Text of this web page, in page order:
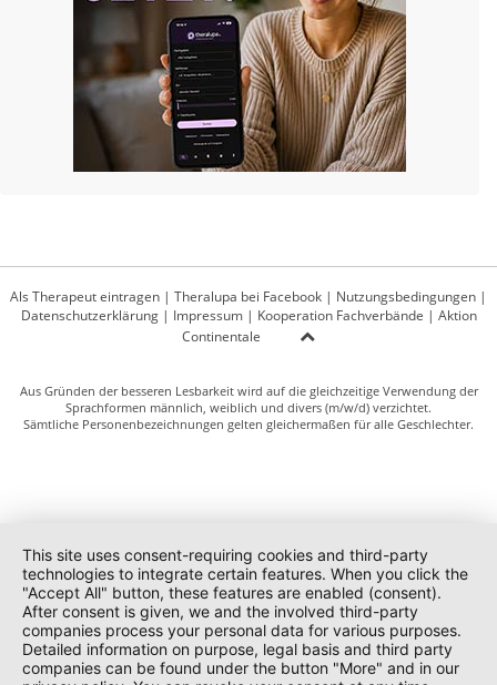
Als Therapeut eintragen | Theralupa bei Facebook | Nutzungsbedingungen |
Datenschutzerklärung| Impressum| Kooperation Fachverbände | Aktion
Continentale
Aus Gründen der besseren Lesbarkeit wird auf die gleichzeitige Verwendung der
Sprachformen männlich, weiblich und divers (m/w/d) verzichtet.
Sämtliche Personenbezeichnungen gelten gleichermaßen für alle Geschlechter.
This site uses consent-requiring cookies and third-party
technologies to integrate certain features. When you click the
"Accept All" button, these features are enabled (consent).
After consent is given, we and the involved third-party
companies process your personal data for various purposes.
Detailed information on purpose, legal basis and third party
companies can be found under the button "More" and in our